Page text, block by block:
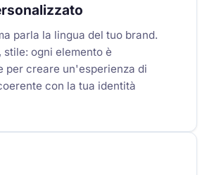
parla la lingua del tuo brand.
stile: ogni elemento è
per creare un'esperienza di
con la tua identità